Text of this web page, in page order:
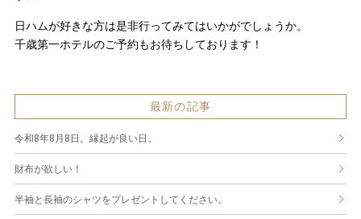
日ハムが好きな方は是非行ってみてはいかがでしょうか。
千歳第一ホテルのご予約もお待ちしております！
最新の記事
令和8年8月8日。縁起が良い日。
財布が欲しい！
半袖と長袖のシャツをプレゼントしてください。